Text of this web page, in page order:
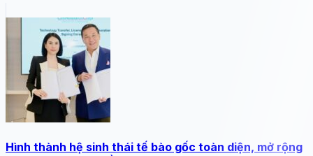
Hình thành hệ sinh thái tế bào gốc toàn diện, mở rộng